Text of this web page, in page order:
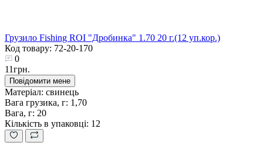
Грузило Fishing ROI "Дробинка" 1.70 20 г.(12 уп.кор.)
Код товару: 72-20-170
0
11грн.
Повідомити мене
Матеріал: свинець
Вага грузика, г: 1,70
Вага, г: 20
Кількість в упаковці: 12